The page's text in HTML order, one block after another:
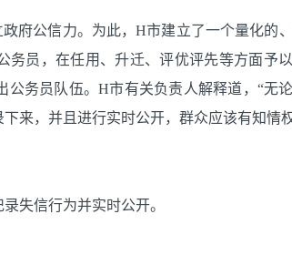
府公信力。为此，H市建立了一个量化的
务员，在任用、升迁、评优评先等方面予
务员队伍。H市有关负责人解释道，“无
来，并且进行实时公开，群众应该有知情权
失信行为并实时公开。